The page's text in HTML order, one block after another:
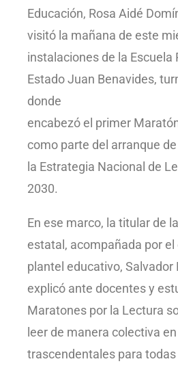
Educación, Rosa Aidé
visitó la mañana de este
instalaciones de la Escuela
Estado Juan Benavides,
donde
encabezó el primer
como parte del arranque
la Estrategia Nacional de
2030.
En ese marco, la titular de
estatal, acompañada por
plantel educativo, Salvador
explicó ante docentes y
Maratones por la Lectura
leer de manera colectiva
trascendentales para